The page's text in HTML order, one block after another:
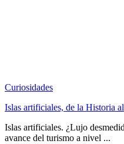
Curiosidades
Islas artificiales, de la Historia
Islas artificiales. ¿Lujo
avance del turismo a nivel ...